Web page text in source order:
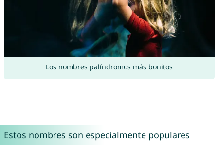
Los nombres palíndromos más bonitos
Estos nombres son especialmente populares